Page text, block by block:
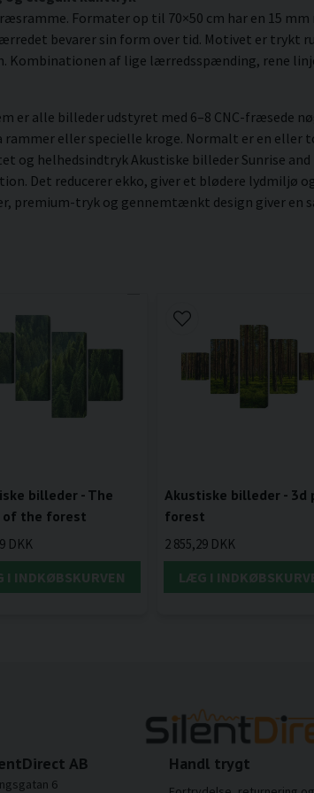
Formater op til 70×50 cm har en 15
bevarer sin form over tid. Motivet er
Kombinationen af lige lærredsspænding, rene
er alle billeder udstyret med 6–8 CNC-fræsede
eller specielle kroge. Normalt er en
og helhedsindtryk Akustiske billeder Sunrise
Det reducerer ekko, giver et blødere
premium-tryk og gennemtænkt design giver en
billeder - The
of the forest
DKK
I INDKØBSKURVEN
Akustiske billeder - 3d
forest
2 855,29 DKK
LÆG I
AB
6
Handl trygt